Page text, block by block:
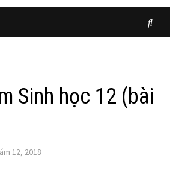
Sinh học 12 (bài
12, 2018